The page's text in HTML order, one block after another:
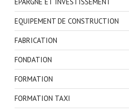
EQUIPEMENT DE CONSTRUCTION
FABRICATION
FONDATION
FORMATION
FORMATION TAXI